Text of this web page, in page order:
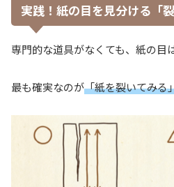
実践！紙の目を見分ける「
専門的な道具がなくても、紙の目
最も確実なのが「紙を裂いてみる